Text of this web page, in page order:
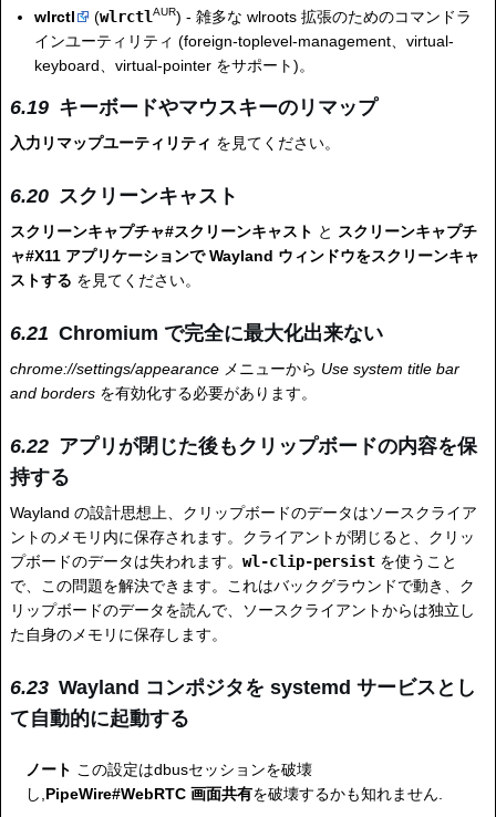
wlrctl (wlrctlAUR) - 雑多な wlroots 拡張のためのコマンドラ
インユーティリティ (foreign-toplevel-management、virtual-
keyboard、virtual-pointer をサポート)。
キーボードやマウスキーのリマップ
入力リマップユーティリティ を見てください。
スクリーンキャスト
スクリーンキャプチャ#スクリーンキャスト と スクリーンキャプチ
ャ#X11 アプリケーションで Wayland ウィンドウをスクリーンキャ
ストする を見てください。
Chromium で完全に最大化出来ない
chrome://settings/appearance メニューから Use system title bar
and borders を有効化する必要があります。
アプリが閉じた後もクリップボードの内容を保
持する
Wayland の設計思想上、クリップボードのデータはソースクライア
ントのメモリ内に保存されます。クライアントが閉じると、クリッ
プボードのデータは失われます。 wl-clip-persist を使うこと
で、この問題を解決できます。これはバックグラウンドで動き、ク
リップボードのデータを読んで、ソースクライアントからは独立し
た自身のメモリに保存します。
Wayland コンポジタを systemd サービスとし
て自動的に起動する
ノート この設定はdbusセッションを破壊
し, PipeWire#WebRTC 画面共有を破壊するかも知れません.